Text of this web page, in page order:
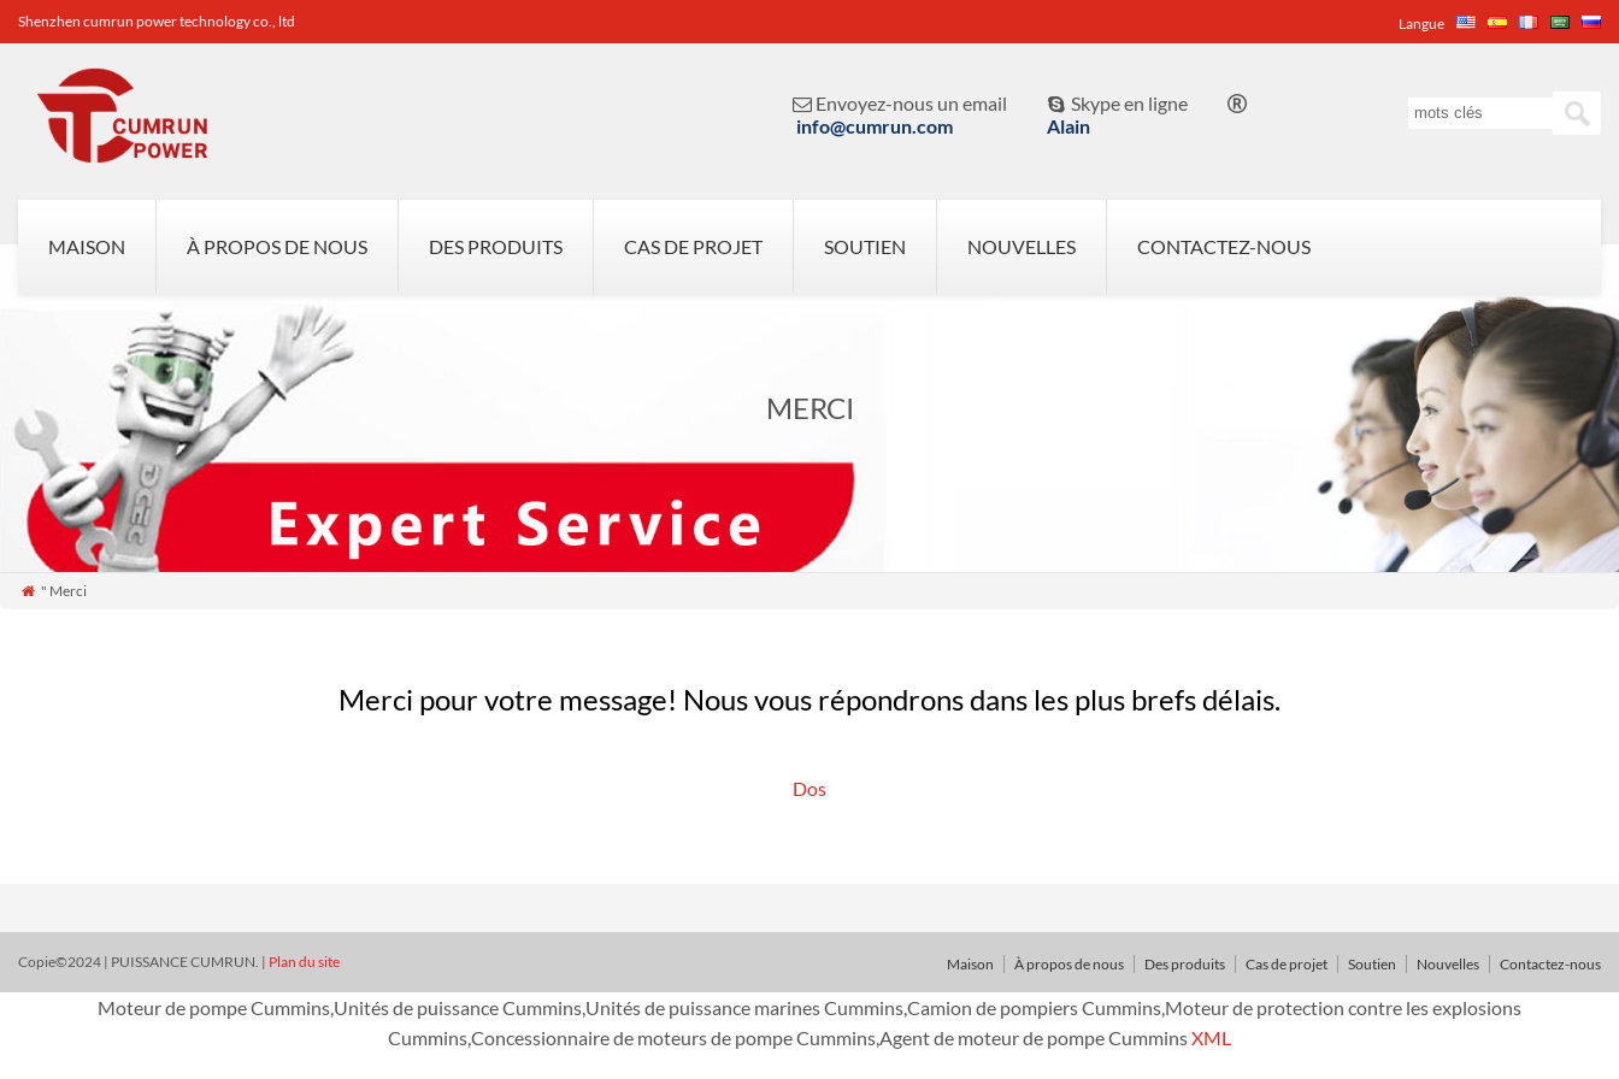
Shenzhen cumrun power technology co., ltd Langue
 Envoyez-nous un email
info@cumrun.com
 Skype en ligne
Alain

MAISON À PROPOS DE NOUS DES PRODUITS CAS DE PROJET SOUTIEN NOUVELLES CONTACTEZ-NOUS
MERCI
 " Merci
Merci pour votre message! Nous vous répondrons dans les plus brefs délais.
Dos
Copie©2024 | PUISSANCE CUMRUN. | Plan du site Maison À propos de nous Des produits Cas de projet Soutien Nouvelles Contactez-nous
Moteur de pompe Cummins,Unités de puissance Cummins,Unités de puissance marines Cummins,Camion de pompiers Cummins,Moteur de protection contre les explosions
Cummins,Concessionnaire de moteurs de pompe Cummins,Agent de moteur de pompe CumminsXML